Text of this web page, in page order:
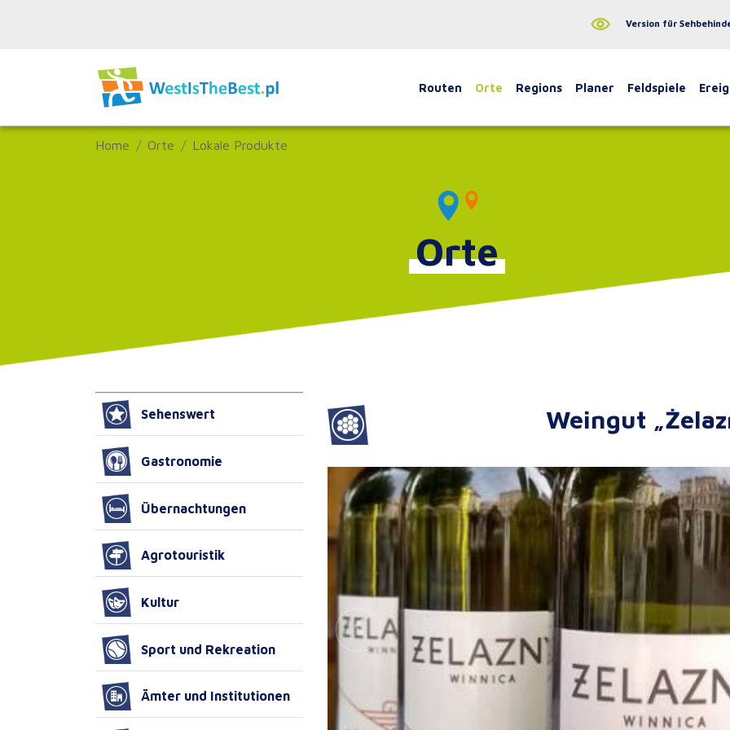
Version für
Routen Orte Regions Planer Feldspiele
Home Orte Lokale Produkte
Orte
Weingut
Sehenswert
Gastronomie
Übernachtungen
Agrotouristik
Kultur
Sport und Rekreation
Ämter und Institutionen